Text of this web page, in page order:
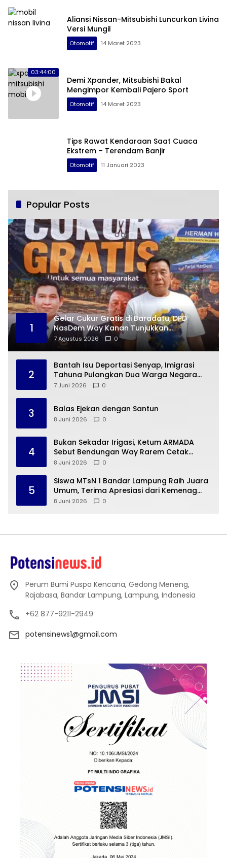
Aliansi Nissan-Mitsubishi Luncurkan Livina
Versi Mungil
Otomotif 14 Maret 2023
03:44:00
Demi Xpander, Mitsubishi Bakal
Mengimpor Kembali Pajero Sport
Otomotif 14 Maret 2023
Tips Rawat Kendaraan Saat Cuaca
Ekstrem – Terendam Banjir
Otomotif 11 Januari 2023
Popular Posts
1
Gelar Cukur Gratis di Baradatu, DPD
NasDem Way Kanan Tunjukkan
Kepedulian di Jumat Berkah
7 Agustus 2026 0
2
Bantah Isu Deportasi Senyap, Imigrasi
Tahuna Pulangkan Dua Warga Negara
Cina ke Guangzhou
7 Juni 2026 0
3 Balas Ejekan dengan Santun
8 Juni 2026 0
4
Bukan Sekadar Irigasi, Ketum ARMADA
Sebut Bendungan Way Rarem Cetak
Sejarah Peradaban Lampung
8 Juni 2026 0
5
Siswa MTsN 1 Bandar Lampung Raih Juara
Umum, Terima Apresiasi dari Kemenag
Kota Bandar Lampung
8 Juni 2026 0
Perum Bumi Puspa Kencana, Gedong Meneng,
Rajabasa, Bandar Lampung, Lampung, Indonesia
+62 877-9211-2949
potensinews1@gmail.com